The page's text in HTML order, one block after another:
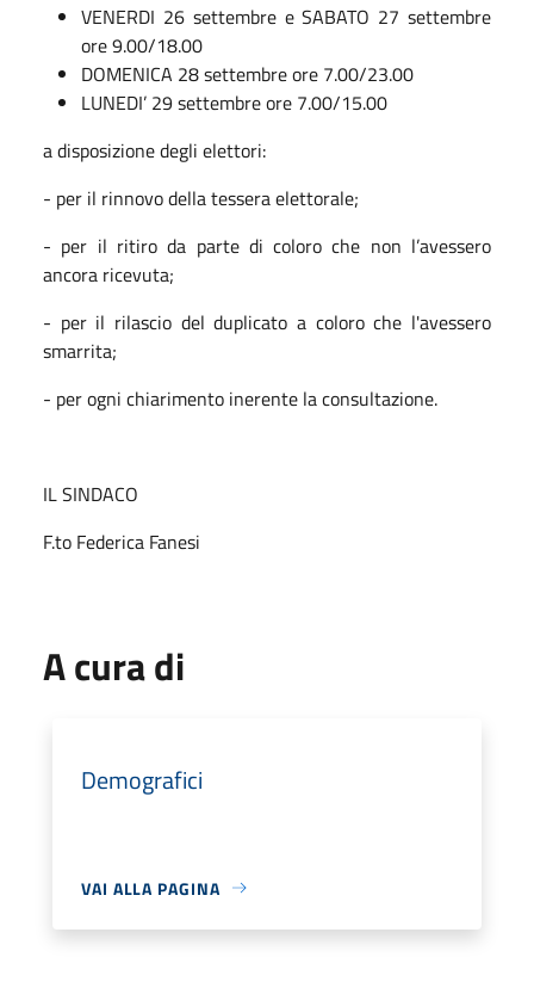
VENERDI 26 settembre e SABATO 27 settembre
ore 9.00/18.00
DOMENICA 28 settembre ore 7.00/23.00
LUNEDI’ 29 settembre ore 7.00/15.00
a disposizione degli elettori:
- per il rinnovo della tessera elettorale;
- per il ritiro da parte di coloro che non l’avessero
ancora ricevuta;
- per il rilascio del duplicato a coloro che l'avessero
smarrita;
- per ogni chiarimento inerente la consultazione.
IL SINDACO
F.to Federica Fanesi
A cura di
Demografici
VAI ALLA PAGINA